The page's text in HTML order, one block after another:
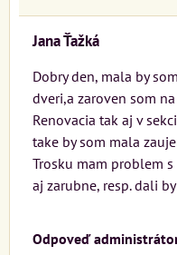
Jana Ťažká
Dobry den, mala by
dveri,a zaroven som
Renovacia tak aj v
take by som mala
Trosku mam problem
aj zarubne, resp. dali
Odpoveď